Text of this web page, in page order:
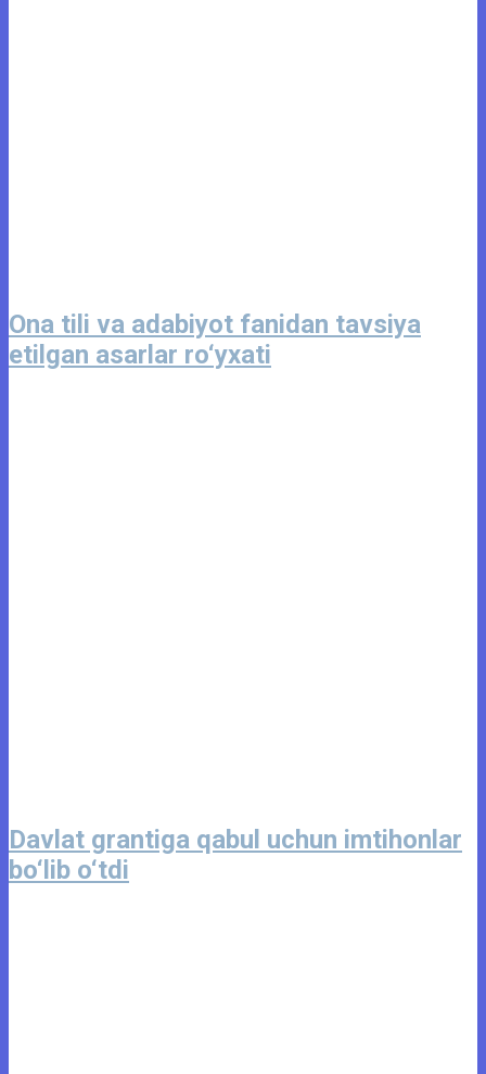
Ona tili va adabiyot fanidan tavsiya
etilgan asarlar ro‘yxati
Davlat grantiga qabul uchun imtihonlar
bo‘lib o‘tdi